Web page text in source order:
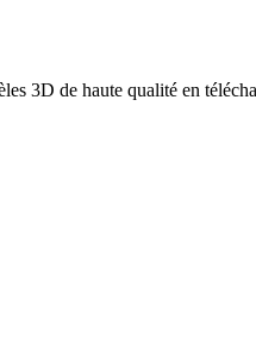
3D de haute qualité en